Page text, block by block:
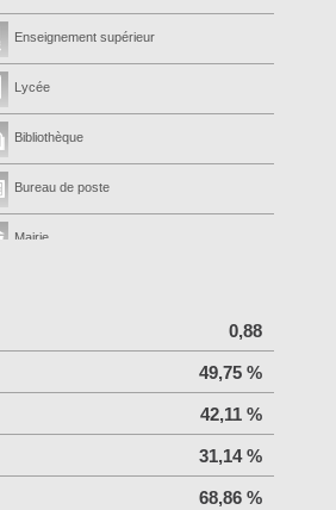
Enseignement supérieur
Lycée
Bibliothèque
Bureau de poste
Mairie
0,88
49,75 %
42,11 %
31,14 %
68,86 %